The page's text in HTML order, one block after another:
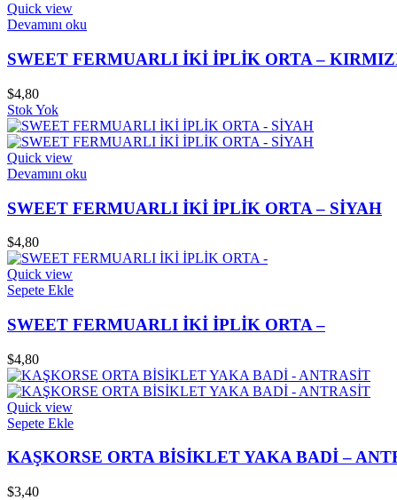
Quick view
Devamını oku
SWEET FERMUARLI İKİ İPLİK ORTA –
$4,80
Stok Yok
Quick view
Devamını oku
SWEET FERMUARLI İKİ İPLİK ORTA – SİYAH
$4,80
Quick view
Sepete Ekle
SWEET FERMUARLI İKİ İPLİK ORTA –
$4,80
Quick view
Sepete Ekle
KAŞKORSE ORTA BİSİKLET YAKA BADİ –
$3,40